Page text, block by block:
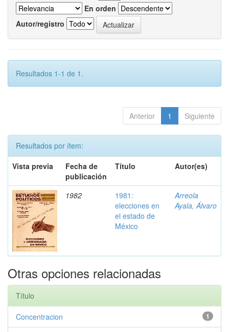
En orden
Autor/registro
Resultados 1-1 de 1.
Anterior 1 Siguiente
Resultados por ítem:
Vista previa
Fecha de
publicación
Título Autor(es)
1982
1981:
elecciones en
el estado de
México
Arreola
Ayala, Álvaro
Otras opciones relacionadas
Título
1
Concentracion